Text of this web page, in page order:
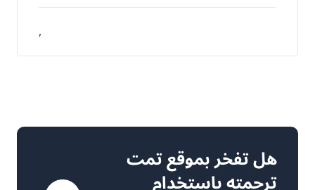
,
هل تفخر بموقع تمت